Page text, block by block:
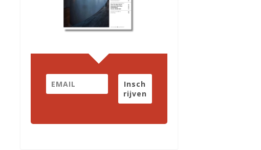
Insch
rijven